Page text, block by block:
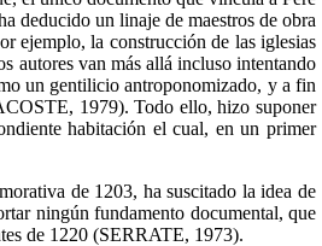
deducido un linaje de maestros de obra
ejemplo, la construcción de las iglesias
autores van más allá incluso intentando
un gentilicio antroponomizado, y a fin
1979). Todo ello, hizo suponer
habitación el cual, en un primer
de 1203, ha suscitado la idea de
ningún fundamento documental, que
de 1220 (SERRATE, 1973).